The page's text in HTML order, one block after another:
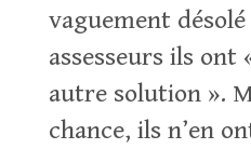
vaguement désolé
assesseurs ils ont
autre solution ».
chance, ils n’en